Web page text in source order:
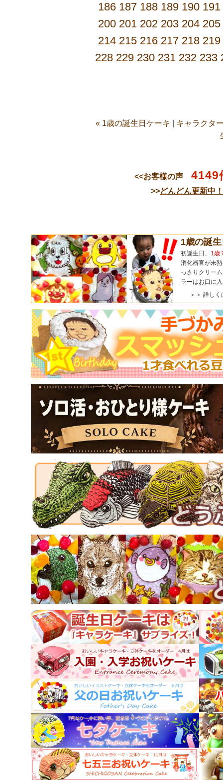
186 187 188 189 190 191
200 201 202 203 204 205
214 215 216 217 218 219
228 229 230 231 232 233
« 1歳の誕生日ケーキ
キャラクタ
<<お客様の声 4149
>>どんどん更新中
1歳の誕
初誕生日、 1歳
消化器官が未
っさりクリー
ラーはお口に
＞＞ 詳しく